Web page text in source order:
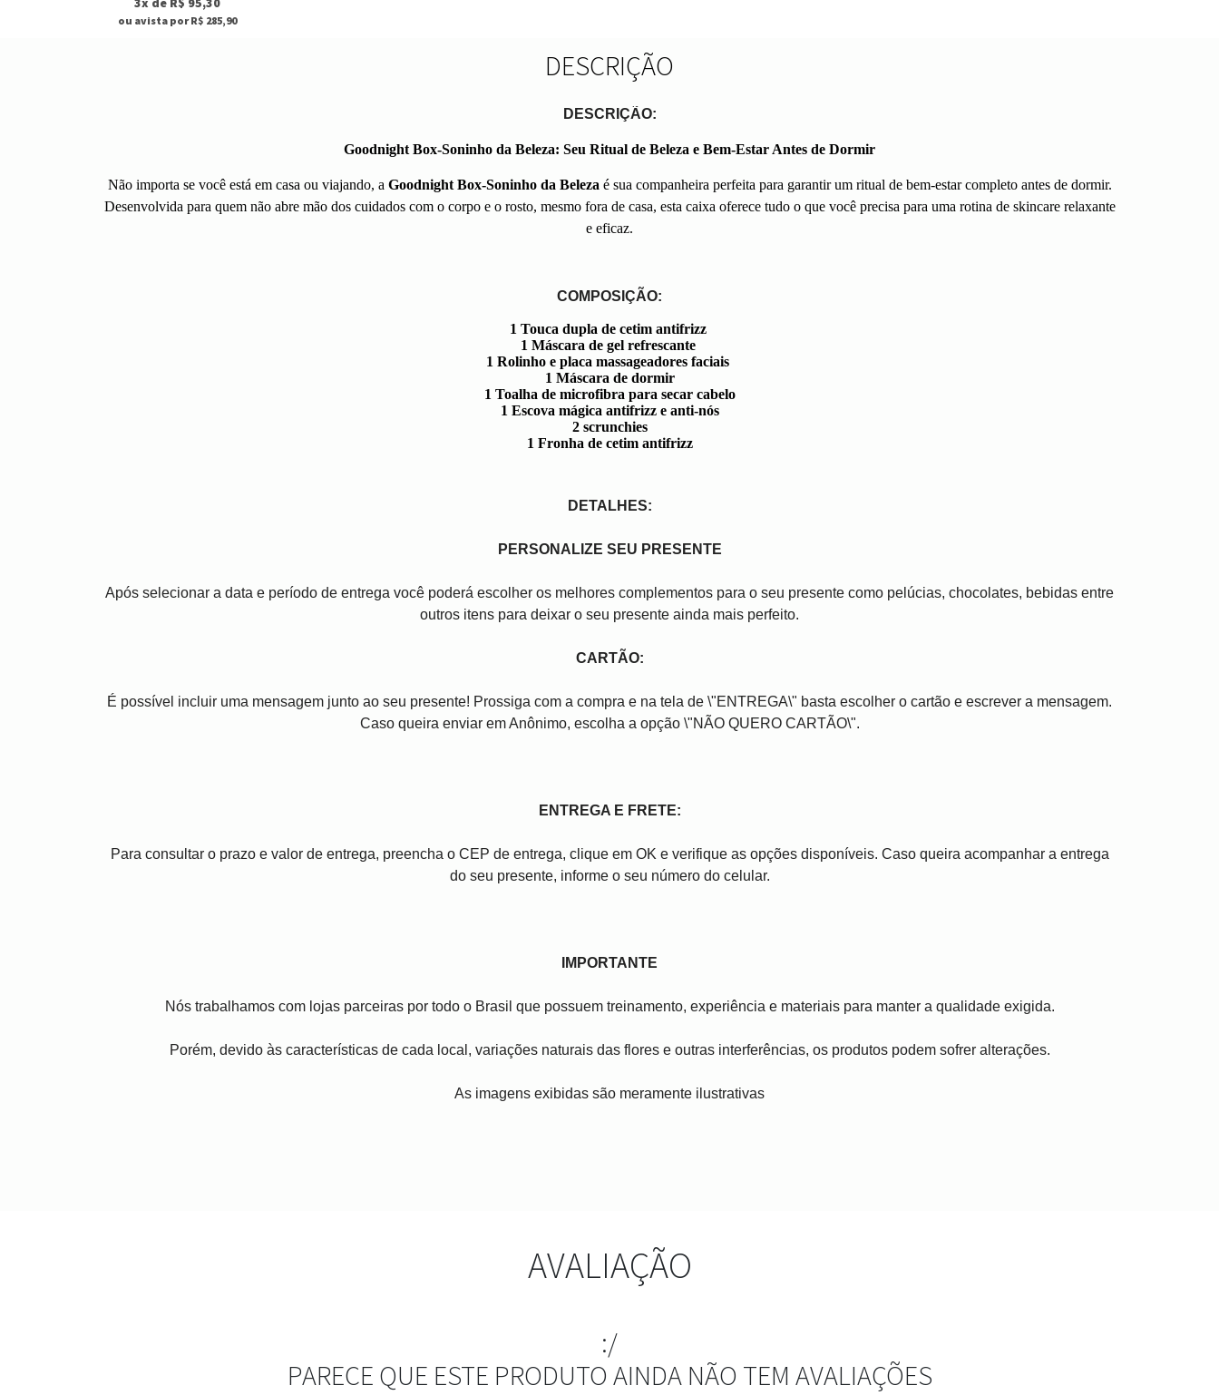
ou avista por R$ 285,90
DESCRIÇÃO
DESCRIÇÃO:
Goodnight Box-Soninho da Beleza: Seu Ritual de Beleza e Bem-Estar Antes de Dormir
Não importa se você está em casa ou viajando, a Goodnight Box-Soninho da Beleza é sua companheira perfeita para garantir um ritual de bem-estar completo antes de dormir.
Desenvolvida para quem não abre mão dos cuidados com o corpo e o rosto, mesmo fora de casa, esta caixa oferece tudo o que você precisa para uma rotina de skincare relaxante
e eficaz.
COMPOSIÇÃO:
1 Touca dupla de cetim antifrizz
1 Máscara de gel refrescante
1 Rolinho e placa massageadores faciais
1 Máscara de dormir
1 Toalha de microfibra para secar cabelo
1 Escova mágica antifrizz e anti-nós
2 scrunchies
1 Fronha de cetim antifrizz
DETALHES:
PERSONALIZE SEU PRESENTE
Após selecionar a data e período de entrega você poderá escolher os melhores complementos para o seu presente como pelúcias, chocolates, bebidas entre
outros itens para deixar o seu presente ainda mais perfeito.
CARTÃO:
É possível incluir uma mensagem junto ao seu presente! Prossiga com a compra e na tela de \"ENTREGA\" basta escolher o cartão e escrever a mensagem.
Caso queira enviar em Anônimo, escolha a opção \"NÃO QUERO CARTÃO\".
ENTREGA E FRETE:
Para consultar o prazo e valor de entrega, preencha o CEP de entrega, clique em OK e verifique as opções disponíveis. Caso queira acompanhar a entrega
do seu presente, informe o seu número do celular.
IMPORTANTE
Nós trabalhamos com lojas parceiras por todo o Brasil que possuem treinamento, experiência e materiais para manter a qualidade exigida.
Porém, devido às características de cada local, variações naturais das flores e outras interferências, os produtos podem sofrer alterações.
As imagens exibidas são meramente ilustrativas
AVALIAÇÃO
:/
PARECE QUE ESTE PRODUTO AINDA NÃO TEM AVALIAÇÕES